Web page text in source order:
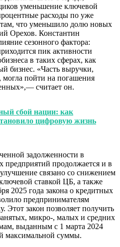
уменьшение ключевой
расходы по уже
что уменьшило долю новых
Орехов. Константин
сезонного фактора:
пик активности
в таких сферах, как
бизнес. «Часть выручки,
могла пойти на погашения
считает он.
сбой нации: как
цифровую жизнь
задолженности в
продолжается и в
связано со снижением
ставкой ЦБ, а также
2025 года закона о кредитных
предпринимателям
Этот закон позволяет получить
микро-, малых и средних
выданным с 1 марта 2024
максимальной суммы.